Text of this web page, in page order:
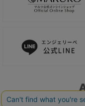
ご利用ガイド